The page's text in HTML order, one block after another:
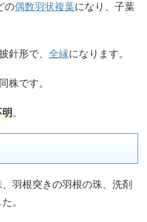
の偶数羽状複葉になり、子葉
針形で、 全縁になります。
株です。
明。
羽根突きの羽根の珠、洗剤
。